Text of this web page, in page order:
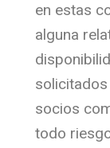
en estas
alguna
socios
todo